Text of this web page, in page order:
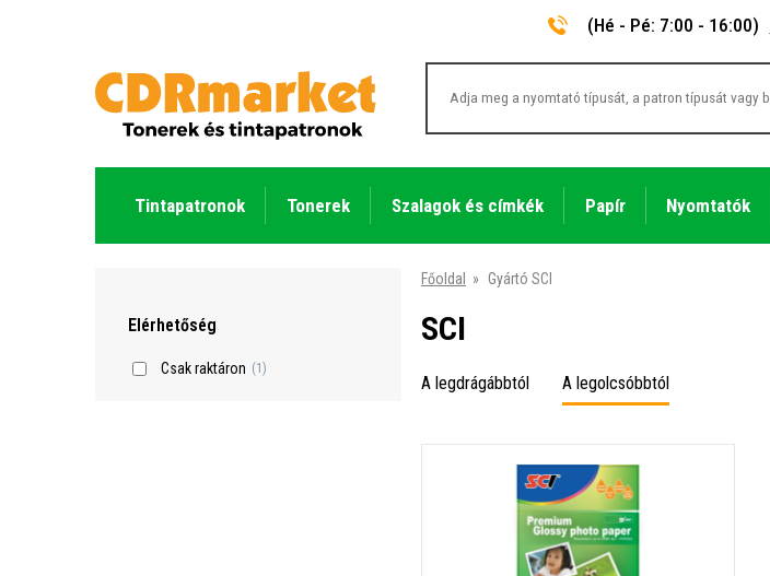
(Hé - Pé: 7:00 - 16:00)
Tintapatronok Tonerek Szalagok és címkék Papír Nyomtatók
Elérhetőség
Csak raktáron (1)
Főoldal » Gyártó SCI
SCI
A legdrágábbtól A legolcsóbbtól